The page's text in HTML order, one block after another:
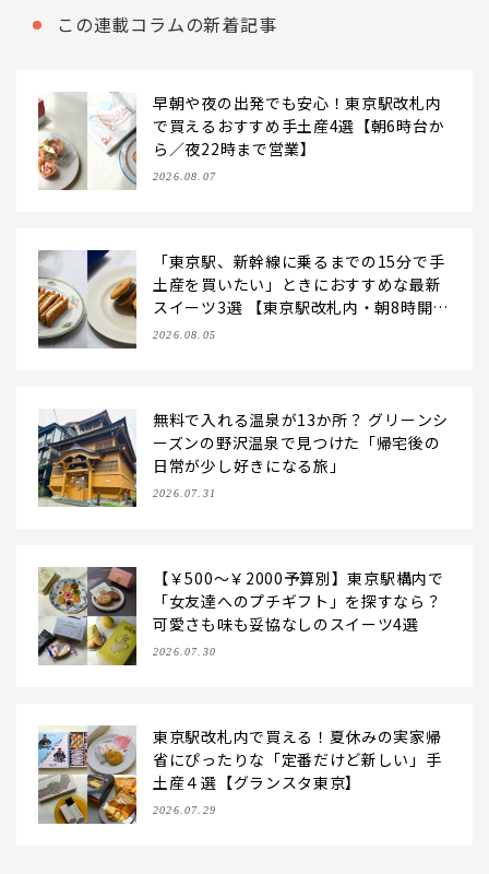
この連載コラムの新着記事
早朝や夜の出発でも安心！東京駅改札内
で買えるおすすめ手土産4選【朝6時台か
ら／夜22時まで営業】
2026.08.07
「東京駅、新幹線に乗るまでの15分で手
土産を買いたい」ときにおすすめな最新
スイーツ3選 【東京駅改札内・朝8時開
店】
2026.08.05
無料で入れる温泉が13か所？ グリーンシ
ーズンの野沢温泉で見つけた「帰宅後の
日常が少し好きになる旅」
2026.07.31
【￥500～￥2000予算別】東京駅構内で
「女友達へのプチギフト」を探すなら？
可愛さも味も妥協なしのスイーツ4選
2026.07.30
東京駅改札内で買える！夏休みの実家帰
省にぴったりな「定番だけど新しい」手
土産４選【グランスタ東京】
2026.07.29